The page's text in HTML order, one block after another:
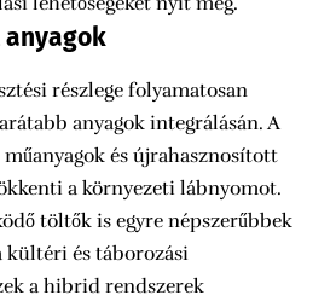
részlege folyamatosan
anyagok integrálásán. A
és újrahasznosított
a környezeti lábnyomot.
töltők is egyre népszerűbbek
kültéri és táborozási
a hibrid rendszerek